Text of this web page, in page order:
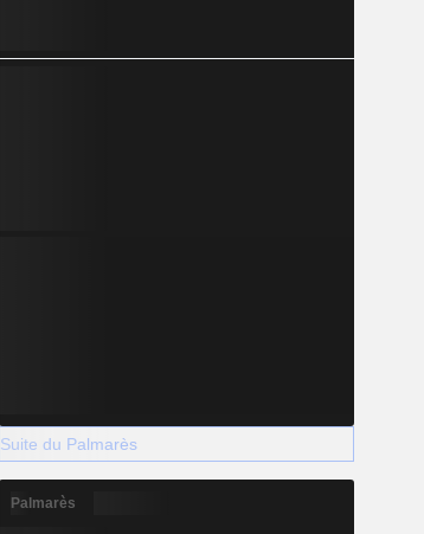
Suite du Palmarès
Palmarès